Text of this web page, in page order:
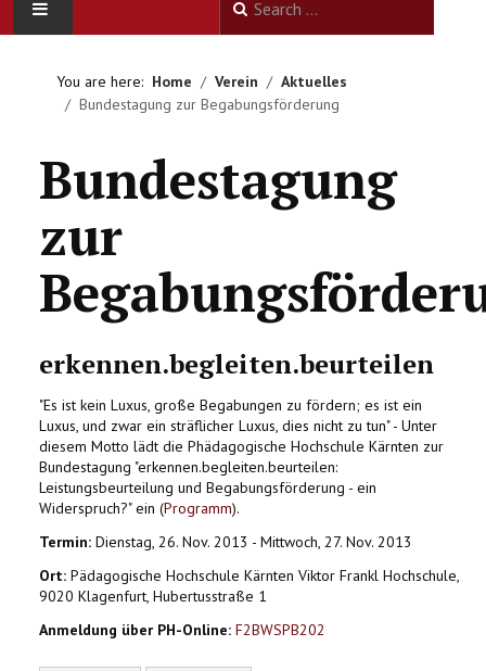
VEREIN
AKTIVITÄTEN
LITERATUREMPFEHLUNGEN
IMPRESSUM
You are here: Home Verein
Aktuelles
Bundestagung zur Begabungsförderung
Bundestagung
zur
erkennen.begleiten.beurteilen
"Es ist kein Luxus, große Begabungen zu fördern; es ist ein
Luxus, und zwar ein sträflicher Luxus, dies nicht zu tun" - Unter
diesem Motto lädt die Phädagogische Hochschule Kärnten zur
Bundestagung "erkennen.begleiten.beurteilen:
Leistungsbeurteilung und Begabungsförderung - ein
Widerspruch?" ein (Programm).
Termin: Dienstag, 26. Nov. 2013 - Mittwoch, 27. Nov. 2013
Ort: Pädagogische Hochschule Kärnten Viktor Frankl Hochschule,
9020 Klagenfurt, Hubertusstraße 1
Anmeldung über PH-Online: F2BWSPB202